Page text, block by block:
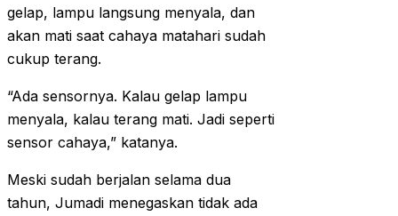
gelap, lampu langsung menyala, dan
akan mati saat cahaya matahari sudah
cukup terang.
“Ada sensornya. Kalau gelap lampu
menyala, kalau terang mati. Jadi seperti
sensor cahaya,” katanya.
Meski sudah berjalan selama dua
tahun, Jumadi menegaskan tidak ada